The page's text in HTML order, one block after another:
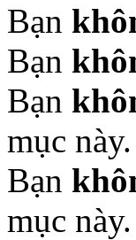
Bạn
Bạn
Bạn
mục này.
Bạn
mục này.